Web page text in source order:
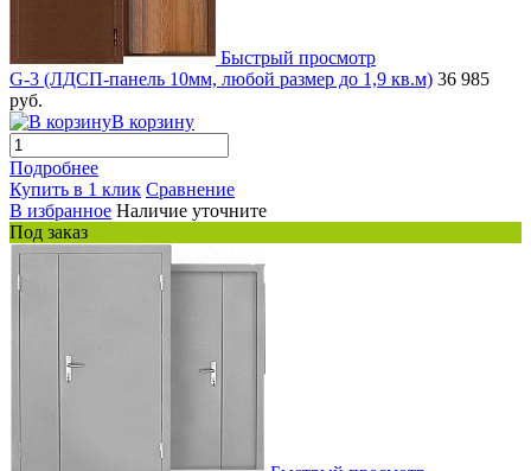
Быстрый просмотр
G-3 (ЛДСП-панель 10мм, любой размер до 1,9 кв.м) 36 985
руб.
В корзину
Подробнее
Купить в 1 клик Сравнение
В избранное Наличие уточните
Под заказ